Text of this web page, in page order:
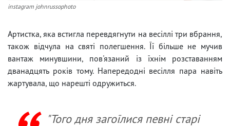
instagram johnrussophoto
Артистка, яка встигла перевдягнути на весіллі три вбрання,
також відчула на святі полегшення. Її більше не мучив
вантаж минувшини, пов'язаний із їхнім розставанням
дванадцять років тому. Напередодні весілля пара навіть
жартувала, що нарешті одружиться.
"Того дня загоїлися певні старі